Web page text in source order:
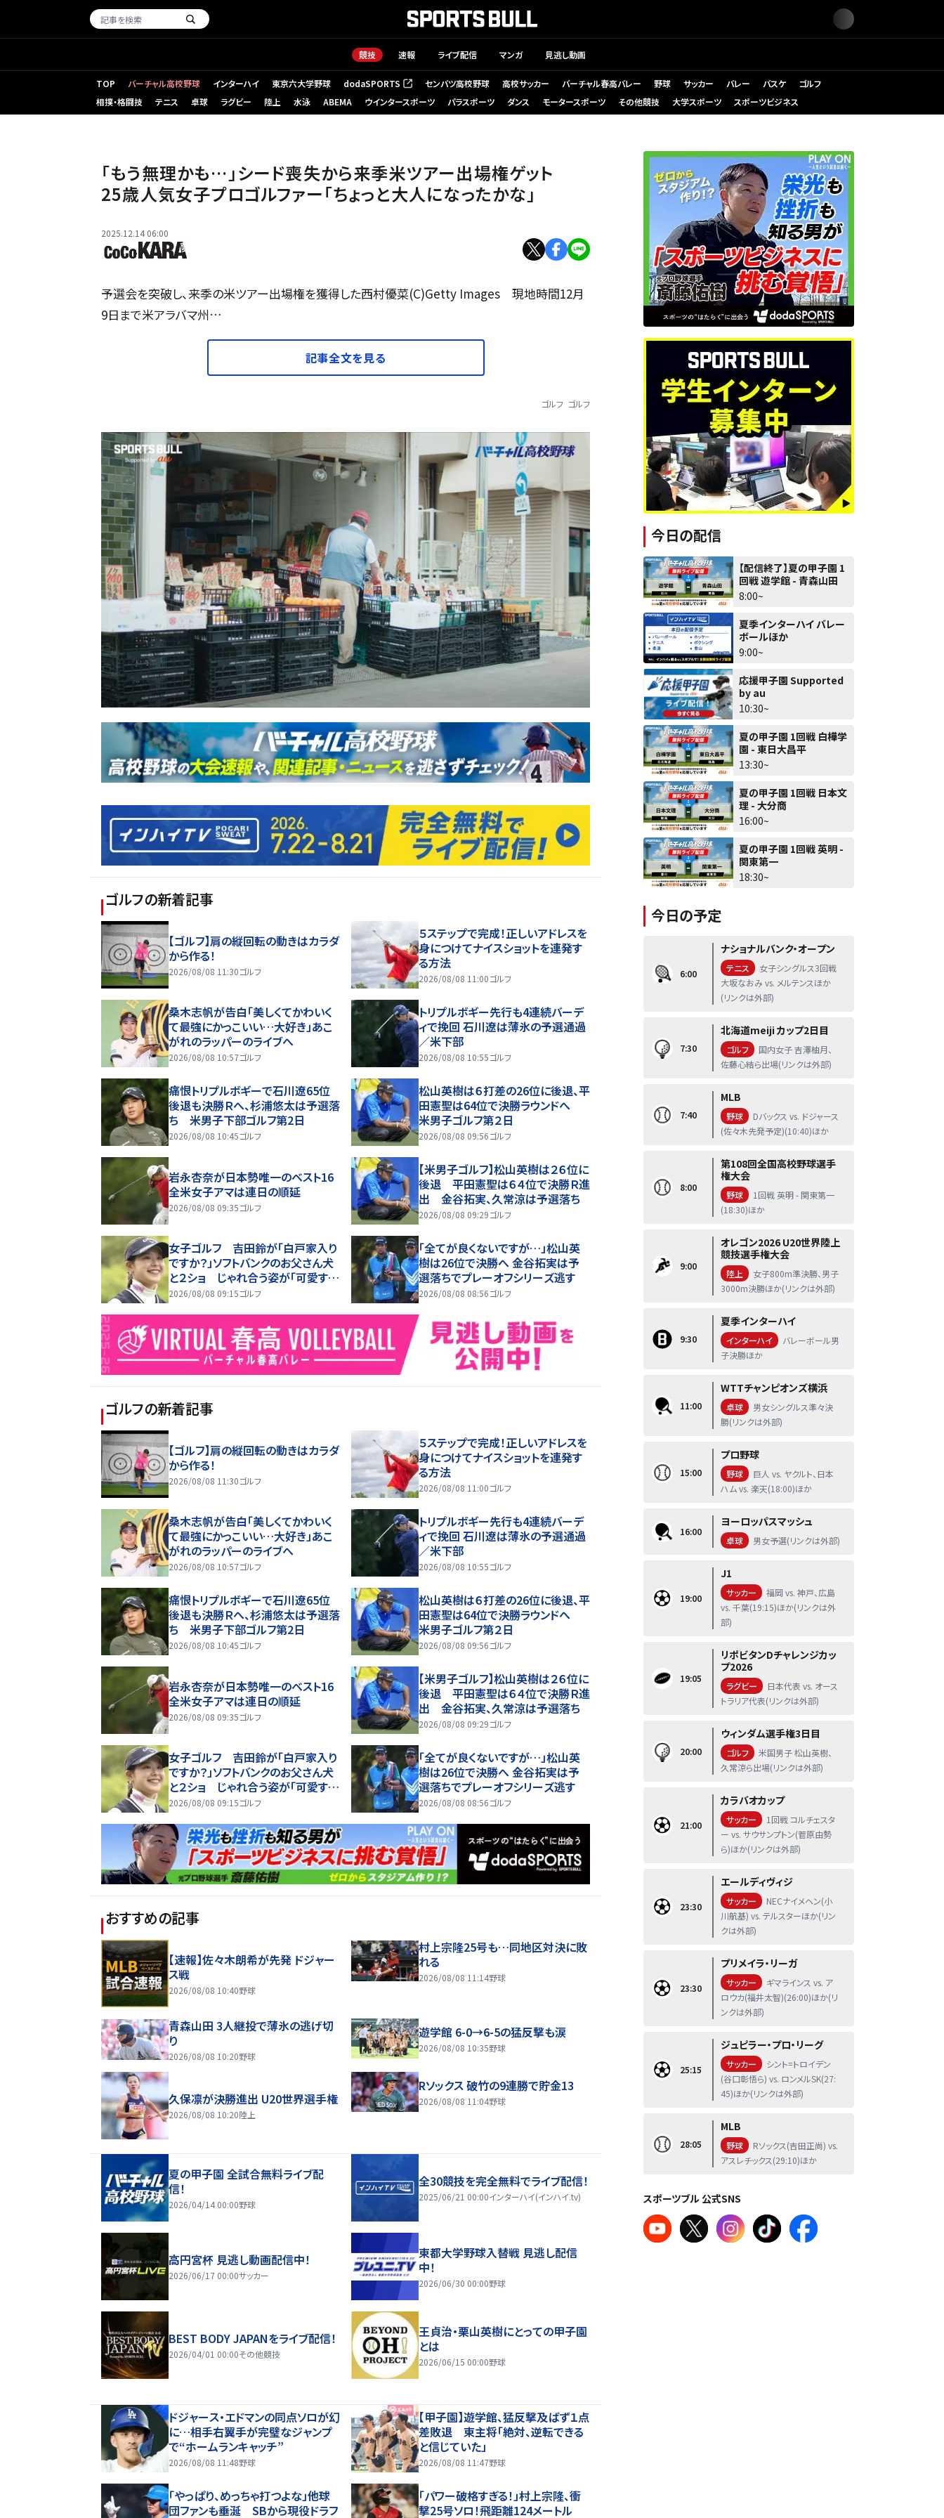
競技 速報 ライブ配信 マンガ 見逃し動画
TOP バーチャル高校野球 インターハイ 東京六大学野球 dodaSPORTS
（新しいタブで開く） センバツ高校野球 高校サッカー バーチャル春高バレー 野球 サッカー バレー バスケ
ゴルフ
相撲・格闘技
テニス 卓球 ラグビー 陸上 水泳 ABEMA ウインタースポーツ パラスポーツ ダンス モータースポーツ その他競技 大学スポーツ スポーツビジネス
「もう無理かも…」シード喪失から来季米ツアー出場権ゲット
25歳人気女子プロゴルファー「ちょっと大人になったかな」
2025.12.14 06:00
予選会を突破し、来季の米ツアー出場権を獲得した西村優菜(C)Getty Images 現地時間12月
9日まで米アラバマ州…
記事全文を見る
ゴルフ ゴルフ
ゴルフの新着記事
【ゴルフ】肩の縦回転の動きはカラダ
から作る！
2026/08/08 11:30ゴルフ
５ステップで完成！正しいアドレスを
身につけてナイスショットを連発す
る方法
2026/08/08 11:00ゴルフ
桑木志帆が告白「美しくてかわいく
て最強にかっこいい…大好き」あこ
がれのラッパーのライブへ
2026/08/08 10:57ゴルフ
トリプルボギー先行も4連続バーデ
ィで挽回 石川遼は薄氷の予選通過
／米下部
2026/08/08 10:55ゴルフ
痛恨トリプルボギーで石川遼65位
後退も決勝Ｒへ、杉浦悠太は予選落
ち 米男子下部ゴルフ第2日
2026/08/08 10:45ゴルフ
松山英樹は６打差の26位に後退、平
田憲聖は64位で決勝ラウンドへ
米男子ゴルフ第２日
2026/08/08 09:56ゴルフ
岩永杏奈が日本勢唯一のベスト16
全米女子アマは連日の順延
2026/08/08 09:35ゴルフ
【米男子ゴルフ】松山英樹は２６位に
後退 平田憲聖は６４位で決勝Ｒ進
出 金谷拓実、久常涼は予選落ち
2026/08/08 09:29ゴルフ
女子ゴルフ 吉田鈴が「白戸家入り
ですか？」ソフトバンクのお父さん犬
と２ショ じゃれ合う姿が「可愛すぎ
るやろお父さん」
2026/08/08 09:15ゴルフ
「全てが良くないですが…」松山英
樹は26位で決勝へ 金谷拓実は予
選落ちでプレーオフシリーズ逃す
2026/08/08 08:56ゴルフ
ゴルフの新着記事
【ゴルフ】肩の縦回転の動きはカラダ
から作る！
2026/08/08 11:30ゴルフ
５ステップで完成！正しいアドレスを
身につけてナイスショットを連発す
る方法
2026/08/08 11:00ゴルフ
桑木志帆が告白「美しくてかわいく
て最強にかっこいい…大好き」あこ
がれのラッパーのライブへ
2026/08/08 10:57ゴルフ
トリプルボギー先行も4連続バーデ
ィで挽回 石川遼は薄氷の予選通過
／米下部
2026/08/08 10:55ゴルフ
痛恨トリプルボギーで石川遼65位
後退も決勝Ｒへ、杉浦悠太は予選落
ち 米男子下部ゴルフ第2日
2026/08/08 10:45ゴルフ
松山英樹は６打差の26位に後退、平
田憲聖は64位で決勝ラウンドへ
米男子ゴルフ第２日
2026/08/08 09:56ゴルフ
岩永杏奈が日本勢唯一のベスト16
全米女子アマは連日の順延
2026/08/08 09:35ゴルフ
【米男子ゴルフ】松山英樹は２６位に
後退 平田憲聖は６４位で決勝Ｒ進
出 金谷拓実、久常涼は予選落ち
2026/08/08 09:29ゴルフ
女子ゴルフ 吉田鈴が「白戸家入り
ですか？」ソフトバンクのお父さん犬
と２ショ じゃれ合う姿が「可愛すぎ
るやろお父さん」
2026/08/08 09:15ゴルフ
「全てが良くないですが…」松山英
樹は26位で決勝へ 金谷拓実は予
選落ちでプレーオフシリーズ逃す
2026/08/08 08:56ゴルフ
おすすめの記事
【速報】佐々木朗希が先発 ドジャー
ス戦
2026/08/08 10:40野球
村上宗隆25号も…同地区対決に敗
れる
2026/08/08 11:14野球
青森山田 3人継投で薄氷の逃げ切
り
2026/08/08 10:20野球
遊学館 6-0→6-5の猛反撃も涙
2026/08/08 10:35野球
久保凛が決勝進出 U20世界選手権
2026/08/08 10:20陸上
Rソックス 破竹の9連勝で貯金13
2026/08/08 11:04野球
夏の甲子園 全試合無料ライブ配
信！
2026/04/14 00:00野球
全30競技を完全無料でライブ配信！
2025/06/21 00:00インターハイ(インハイ.tv)
高円宮杯 見逃し動画配信中！
2026/06/17 00:00サッカー
東都大学野球入替戦 見逃し配信
中！
2026/06/30 00:00野球
BEST BODY JAPANをライブ配信！
2026/04/01 00:00その他競技
王貞治・栗山英樹にとっての甲子園
とは
2026/06/15 00:00野球
ドジャース・エドマンの同点ソロが幻
に…相手右翼手が完璧なジャンプ
で“ホームランキャッチ”
2026/08/08 11:48野球
【甲子園】遊学館、猛反撃及ばず１点
差敗退 東主将「絶対、逆転できる
と信じていた」
2026/08/08 11:47野球
「やっぱり、めっちゃ打つよな」他球
団ファンも垂涎 SBから現役ドラフ
「パワー破格すぎる！」村上宗隆、衝
撃25号ソロ！飛距離124メートル
今日の配信
【配信終了】夏の甲子園 1
回戦 遊学館 - 青森山田
8:00~
夏季インターハイ バレー
ボールほか
9:00~
応援甲子園 Supported
by au
10:30~
夏の甲子園 1回戦 白樺学
園 - 東日大昌平
13:30~
夏の甲子園 1回戦 日本文
理 - 大分商
16:00~
夏の甲子園 1回戦 英明 -
関東第一
18:30~
今日の予定
6:00
ナショナルバンク・オープン
テニス
女子シングルス3回戦
大坂なおみ vs. メルテンスほか
(リンクは外部)
7:30
北海道meiji カップ2日目
ゴルフ
国内女子 吉澤柚月、
佐藤心結ら出場(リンクは外部)
7:40
MLB
野球
Dバックス vs. ドジャース
(佐々木先発予定)(10:40)ほか
8:00
第108回全国高校野球選手
権大会
野球
1回戦 英明 - 関東第一
(18:30)ほか
9:00
オレゴン2026 U20世界陸上
競技選手権大会
陸上
女子800m準決勝、男子
3000m決勝ほか(リンクは外部)
9:30
夏季インターハイ
インターハイ
バレーボール男
子決勝ほか
11:00
WTTチャンピオンズ横浜
卓球
男女シングルス準々決
勝(リンクは外部)
15:00
プロ野球
野球
巨人 vs. ヤクルト、日本
ハム vs. 楽天(18:00)ほか
16:00
ヨーロッパスマッシュ
卓球 男女予選(リンクは外部)
19:00
J1
サッカー
福岡 vs. 神戸、広島
vs. 千葉(19:15)ほか(リンクは外
部)
19:05
リポビタンDチャレンジカッ
プ2026
ラグビー
日本代表 vs. オース
トラリア代表(リンクは外部)
20:00
ウィンダム選手権3日目
ゴルフ
米国男子 松山英樹、
久常涼ら出場(リンクは外部)
21:00
カラバオカップ
サッカー
1回戦 コルチェスタ
ー vs. サウサンプトン(菅原由勢
ら)ほか(リンクは外部)
23:30
エールディヴィジ
サッカー
NECナイメヘン(小
川航基) vs. テルスターほか(リン
クは外部)
23:30
プリメイラ・リーガ
サッカー
ギマラインス vs. ア
ロウカ(福井太智)(26:00)ほか(リ
ンクは外部)
25:15
ジュピラー・プロ・リーグ
サッカー
シント=トロイデン
(谷口彰悟ら) vs. ロンメルSK(27:
45)ほか(リンクは外部)
28:05
MLB
野球
Rソックス(吉田正尚) vs.
アスレチックス(29:10)ほか
スポーツブル 公式SNS